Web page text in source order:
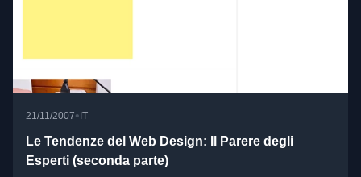
21/11/2007• IT
Le Tendenze del Web Design: Il Parere degli
Esperti (seconda parte)